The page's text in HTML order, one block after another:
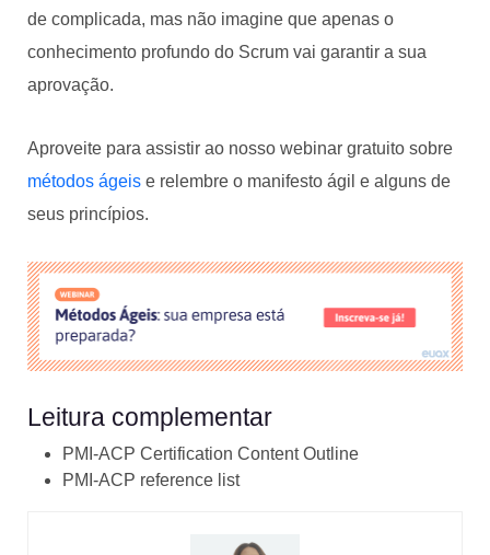
de complicada, mas não imagine que apenas o
conhecimento profundo do Scrum vai garantir a sua
aprovação.
Aproveite para assistir ao nosso webinar gratuito sobre
métodos ágeis e relembre o manifesto ágil e alguns de
seus princípios.
Leitura complementar
PMI-ACP Certification Content Outline
PMI-ACP reference list